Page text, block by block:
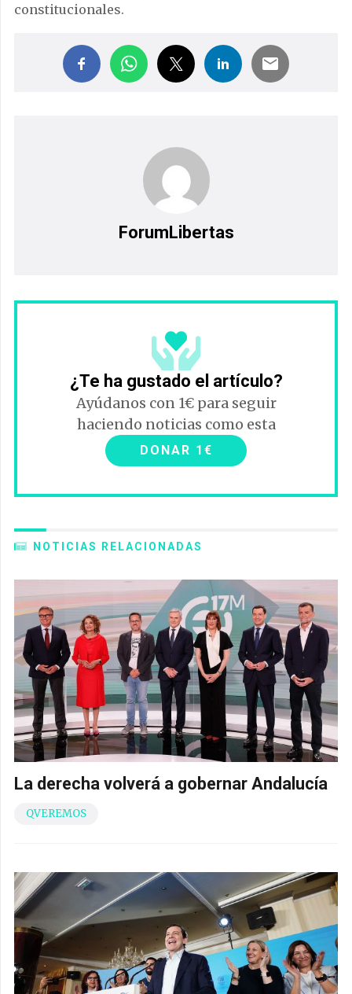
constitucionales.
ForumLibertas
¿Te ha gustado el artículo?
Ayúdanos con 1€ para seguir
haciendo noticias como esta
DONAR 1€
NOTICIAS RELACIONADAS
La derecha volverá a gobernar Andalucía
QVEREMOS